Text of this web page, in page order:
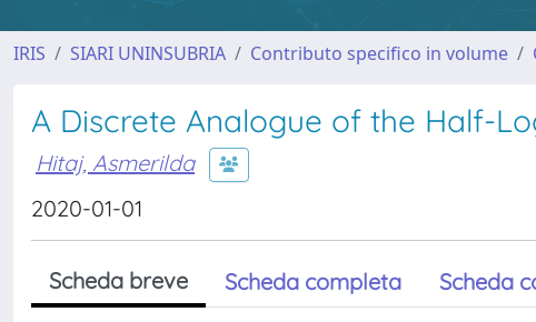
IRIS SIARI UNINSUBRIA Contributo specifico in volume
A Discrete Analogue of the Half-
Hitaj, Asmerilda
2020-01-01
Scheda breve Scheda completa Scheda